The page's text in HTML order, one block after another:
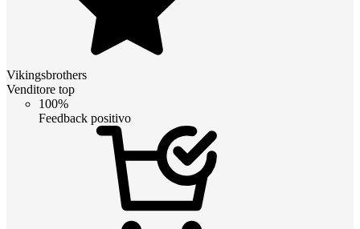
Vikingsbrothers
Venditore top
100%
Feedback positivo